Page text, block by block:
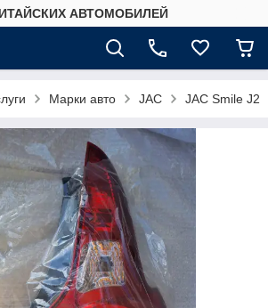
АВТОМОБИЛЕЙ
Марки авто JAC JAC Smile J2